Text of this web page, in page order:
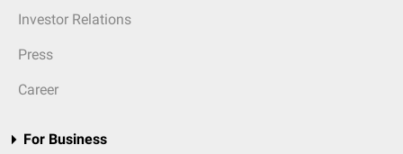
Investor Relations
Press
Career
For Business